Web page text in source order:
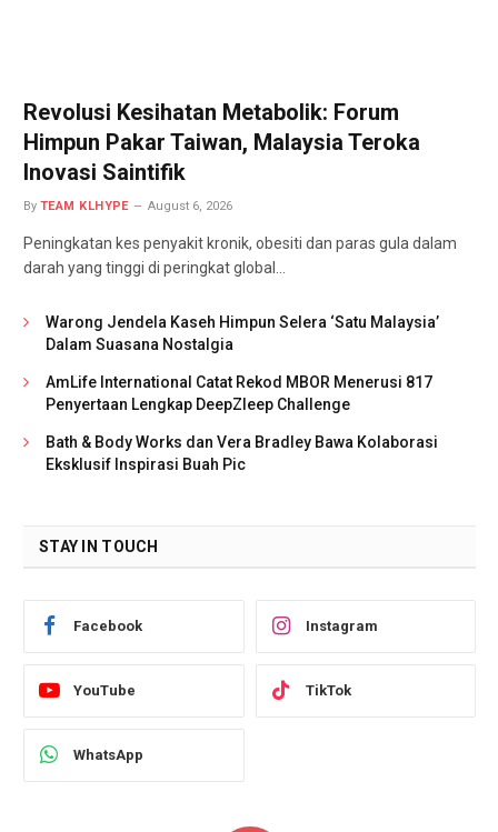
Revolusi Kesihatan Metabolik: Forum
Himpun Pakar Taiwan, Malaysia Teroka
Inovasi Saintifik
By TEAM KLHYPE August 6, 2026
Peningkatan kes penyakit kronik, obesiti dan paras gula dalam
darah yang tinggi di peringkat global…
Warong Jendela Kaseh Himpun Selera ‘Satu Malaysia’
Dalam Suasana Nostalgia
AmLife International Catat Rekod MBOR Menerusi 817
Penyertaan Lengkap DeepZleep Challenge
Bath & Body Works dan Vera Bradley Bawa Kolaborasi
Eksklusif Inspirasi Buah Pic
STAY IN TOUCH
Facebook Instagram
YouTube TikTok
WhatsApp